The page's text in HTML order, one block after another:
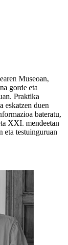
Museoan,
gorde eta
Praktika
eskatzen duen
bateratu,
XXI. mendeetan
eta testuinguruan